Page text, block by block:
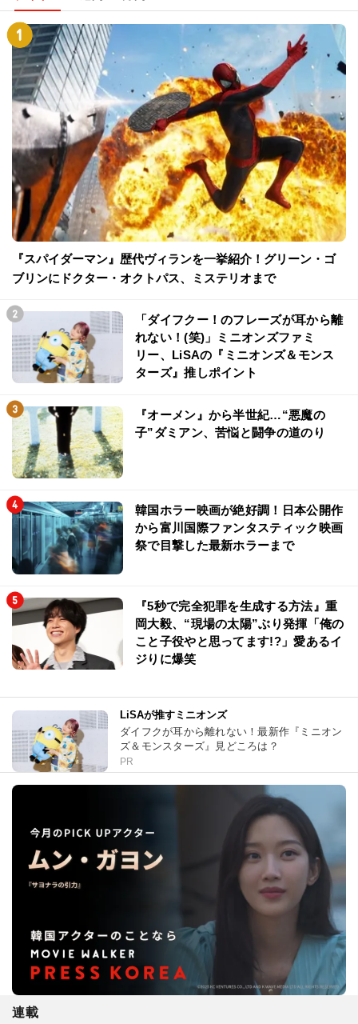
『スパイダーマン』歴代ヴィランを一挙紹介！グリーン・ゴ
ブリンにドクター・オクトパス、ミステリオまで
「ダイフクー！のフレーズが耳から離
れない！(笑)」ミニオンズファミ
リー、LiSAの『ミニオンズ＆モンス
ターズ』推しポイント
『オーメン』から半世紀…“悪魔の
子”ダミアン、苦悩と闘争の道のり
韓国ホラー映画が絶好調！日本公開作
から富川国際ファンタスティック映画
祭で目撃した最新ホラーまで
『5秒で完全犯罪を生成する方法』重
岡大毅、“現場の太陽”ぶり発揮「俺の
こと子役やと思ってます!?」愛あるイ
ジりに爆笑
LiSAが推すミニオンズ
ダイフクが耳から離れない！最新作『ミニオン
ズ＆モンスターズ』見どころは？
PR
連載